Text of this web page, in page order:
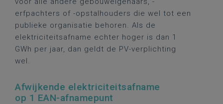
erfpachters of -opstalhouders die wel tot een
publieke organisatie behoren. Als de
elektriciteitsafname echter hoger is dan 1
GWh per jaar, dan geldt de PV-verplichting
wel.
Afwijkende elektriciteitsafname
op 1 EAN-afnamepunt